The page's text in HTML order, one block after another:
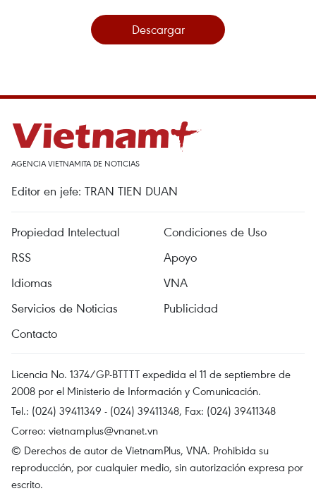
Descargar
AGENCIA VIETNAMITA DE NOTICIAS
Editor en jefe: TRAN TIEN DUAN
Propiedad Intelectual
Condiciones de Uso
RSS
Apoyo
Idiomas
VNA
Servicios de Noticias
Publicidad
Contacto
Licencia No. 1374/GP-BTTTT expedida el 11 de septiembre de
2008 por el Ministerio de Información y Comunicación.
Tel.: (024) 39411349 - (024) 39411348, Fax: (024) 39411348
Correo: vietnamplus@vnanet.vn
© Derechos de autor de VietnamPlus, VNA. Prohibida su
reproducción, por cualquier medio, sin autorización expresa por
escrito.